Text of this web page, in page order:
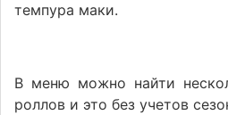
темпура маки.
В меню можно найти
роллов и это без учетов